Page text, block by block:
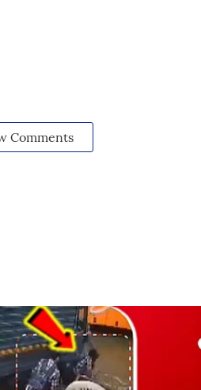
Comments